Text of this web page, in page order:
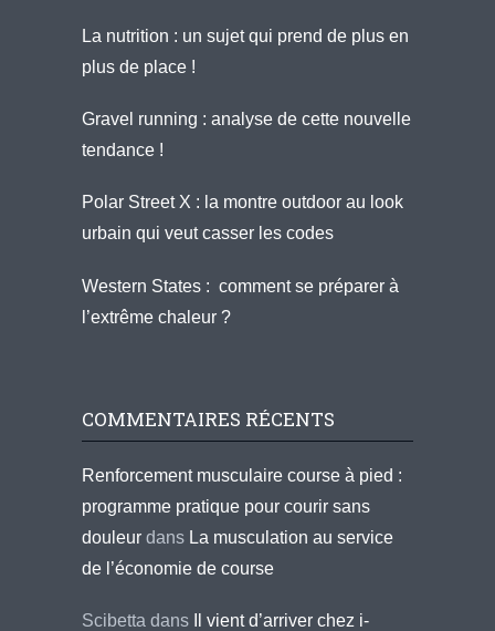
La nutrition : un sujet qui prend de plus en
plus de place !
Gravel running : analyse de cette nouvelle
tendance !
Polar Street X : la montre outdoor au look
urbain qui veut casser les codes
Western States : comment se préparer à
l’extrême chaleur ?
COMMENTAIRES RÉCENTS
Renforcement musculaire course à pied :
programme pratique pour courir sans
douleur dans La musculation au service
de l’économie de course
Scibetta dans
Il vient d’arriver chez i-